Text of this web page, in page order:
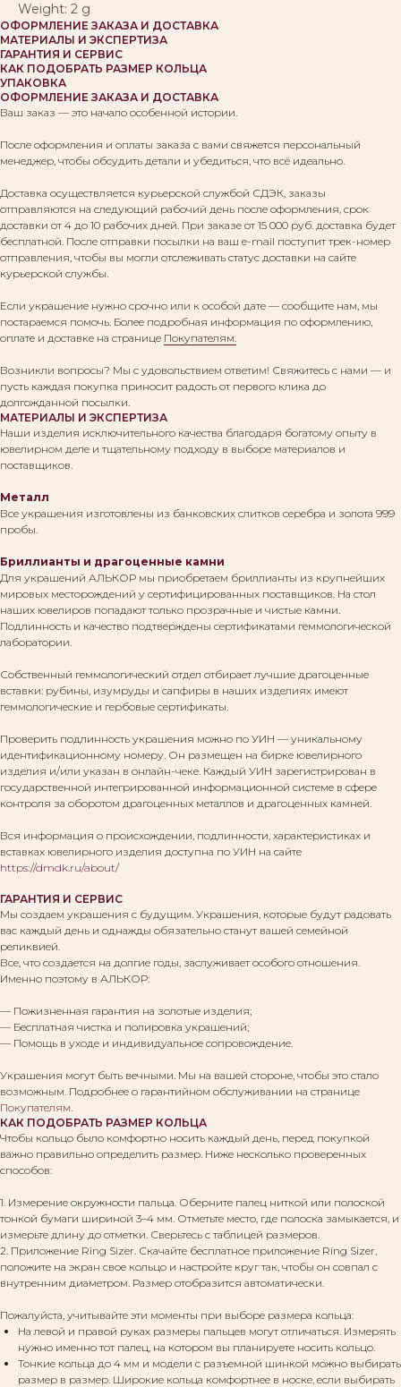
Weight: 2 g
ОФОРМЛЕНИЕ ЗАКАЗА И ДОСТАВКА
МАТЕРИАЛЫ И ЭКСПЕРТИЗА
ГАРАНТИЯ И СЕРВИС
КАК ПОДОБРАТЬ РАЗМЕР КОЛЬЦА
УПАКОВКА
ОФОРМЛЕНИЕ ЗАКАЗА И ДОСТАВКА
Ваш заказ — это начало особенной истории.
После оформления и оплаты заказа с вами свяжется персональный
менеджер, чтобы обсудить детали и убедиться, что всё идеально.
Доставка осуществляется курьерской службой СДЭК, заказы
отправляются на следующий рабочий день после оформления, срок
доставки от 4 до 10 рабочих дней. При заказе от 15 000 руб. доставка будет
бесплатной. После отправки посылки на ваш e-mail поступит трек-номер
отправления, чтобы вы могли отслеживать статус доставки на сайте
курьерской службы.
Если украшение нужно срочно или к особой дате — сообщите нам, мы
постараемся помочь. Более подробная информация по оформлению,
оплате и доставке на странице Покупателям.
Возникли вопросы? Мы с удовольствием ответим! Свяжитесь с нами — и
пусть каждая покупка приносит радость от первого клика до
долгожданной посылки.
МАТЕРИАЛЫ И ЭКСПЕРТИЗА
Наши изделия исключительного качества благодаря богатому опыту в
ювелирном деле и тщательному подходу в выборе материалов и
поставщиков.
Металл
Все украшения изготовлены из банковских слитков серебра и золота 999
пробы.
Бриллианты и драгоценные камни
Для украшений АЛЬКОР мы приобретаем бриллианты из крупнейших
мировых месторождений у сертифицированных поставщиков. На стол
наших ювелиров попадают только прозрачные и чистые камни.
Подлинность и качество подтверждены сертификатами геммологической
лаборатории.
Собственный геммологический отдел отбирает лучшие драгоценные
вставки: рубины, изумруды и сапфиры в наших изделиях имеют
геммологические и гербовые сертификаты.
Проверить подлинность украшения можно по УИН — уникальному
идентификационному номеру. Он размещен на бирке ювелирного
изделия и/или указан в онлайн-чеке. Каждый УИН зарегистрирован в
государственной интегрированной информационной системе в сфере
контроля за оборотом драгоценных металлов и драгоценных камней.
Вся информация о происхождении, подлинности, характеристиках и
вставках ювелирного изделия доступна по УИН на сайте
https://dmdk.ru/about/
ГАРАНТИЯ И СЕРВИС
Мы создаем украшения с будущим. Украшения, которые будут радовать
вас каждый день и однажды обязательно станут вашей семейной
реликвией.
Все, что создается на долгие годы, заслуживает особого отношения.
Именно поэтому в АЛЬКОР:
— Пожизненная гарантия на золотые изделия;
— Бесплатная чистка и полировка украшений;
— Помощь в уходе и индивидуальное сопровождение.
Украшения могут быть вечными. Мы на вашей стороне, чтобы это стало
возможным. Подробнее о гарантийном обслуживании на странице
Покупателям.
КАК ПОДОБРАТЬ РАЗМЕР КОЛЬЦА
Чтобы кольцо было комфортно носить каждый день, перед покупкой
важно правильно определить размер. Ниже несколько проверенных
способов:
1. Измерение окружности пальца. Оберните палец ниткой или полоской
тонкой бумаги шириной 3–4 мм. Отметьте место, где полоска замыкается, и
измерьте длину до отметки. Сверьтесь с таблицей размеров.
2. Приложение Ring Sizer. Скачайте бесплатное приложение Ring Sizer,
положите на экран свое кольцо и настройте круг так, чтобы он совпал с
внутренним диаметром. Размер отобразится автоматически.
Пожалуйста, учитывайте эти моменты при выборе размера кольца:
На левой и правой руках размеры пальцев могут отличаться. Измерять
нужно именно тот палец, на котором вы планируете носить кольцо.
Тонкие кольца до 4 мм и модели с разъемной шинкой можно выбирать
размер в размер. Широкие кольца комфортнее в носке, если выбирать